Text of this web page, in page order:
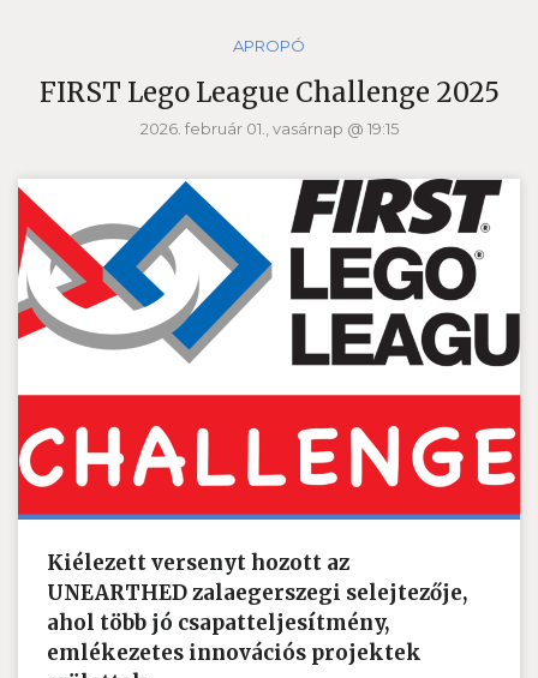
APROPÓ
FIRST Lego League Challenge 2025
2026. február 01., vasárnap @ 19:15
Kiélezett versenyt hozott az
UNEARTHED zalaegerszegi selejtezője,
ahol több jó csapatteljesítmény,
emlékezetes innovációs projektek